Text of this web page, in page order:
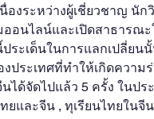
นื่องระหว่างผู้เชี่ยวชาญ นั
อนไลน์และเปิดสาธารณ
ประเด็นในการแลกเปลี่ย
ประเทศที่ทำให้เกิดควา
ได้จัดไปแล้ว 5 ครั้ง ในป
และจีน , ทุเรียนไทยใน